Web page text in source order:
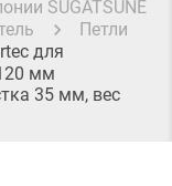
SUGATSUNE
Петли
для
мм
35 мм, вес